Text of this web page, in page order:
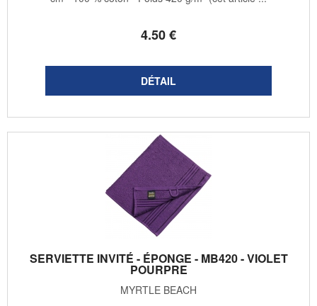
4.50€
SERVIETTE INVITÉ - ÉPONGE - MB420 - VIOLET
POURPRE
MYRTLE BEACH